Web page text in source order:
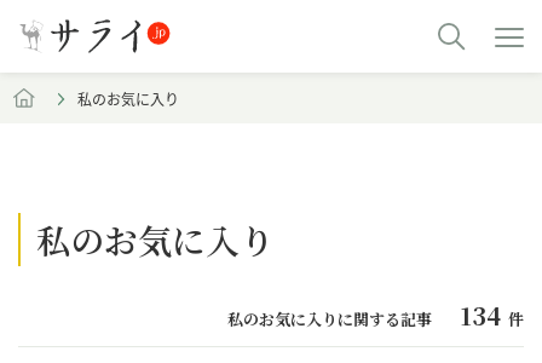
私のお気に入り
私のお気に入り
私のお気に入りに関する記事 134 件